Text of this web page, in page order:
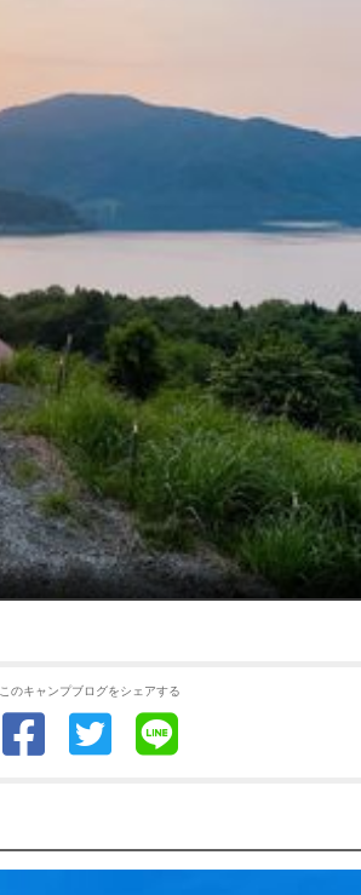
このキャンプブログをシェアする